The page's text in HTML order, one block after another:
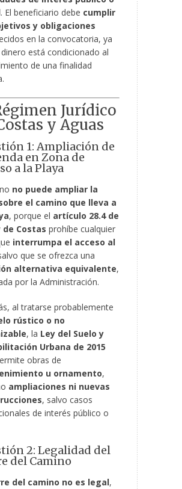
. El beneficiario debe cumplir
y obligaciones
en la convocatoria, ya
está condicionado al
de una finalidad
Jurídico
y Aguas
1: Ampliación de
en Zona de
a la Playa
no puede ampliar la
el camino que lleva a
, porque el artículo 28.4 de
de Costas prohíbe cualquier
interrumpa el acceso al
que se ofrezca una
alternativa equivalente,
por la Administración.
al tratarse probablemente
rústico o no
, la Ley del Suelo y
Urbana de 2015
obras de
u ornamento,
ampliaciones ni nuevas
, salvo casos
de interés público o
2: Legalidad del
del Camino
del camino no es legal,